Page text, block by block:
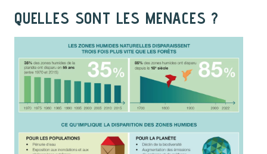
QUELLES SONT LES MENACES ?